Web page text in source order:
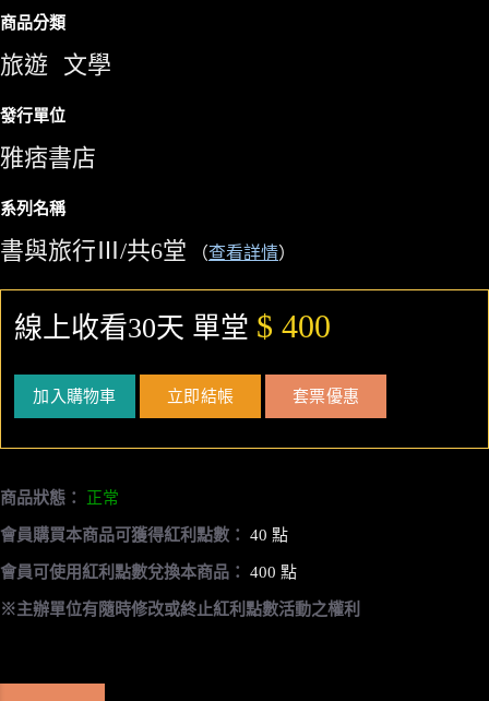
商品分類
旅遊 文學
發行單位
雅痞書店
系列名稱
書與旅行Ⅲ/共6堂 （查看詳情）
線上收看30天 單堂 $ 400
加入購物車 立即結帳 套票優惠
商品狀態： 正常
會員購買本商品可獲得紅利點數： 40 點
會員可使用紅利點數兌換本商品： 400 點
※主辦單位有隨時修改或終止紅利點數活動之權利